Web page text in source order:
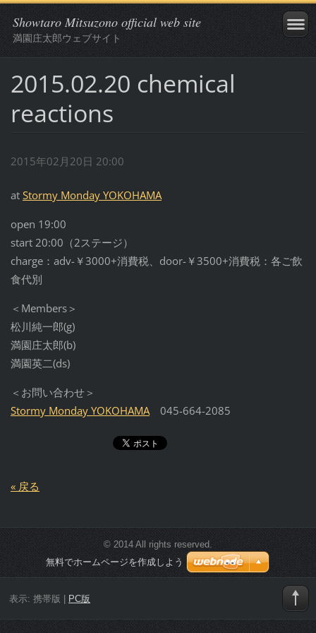
Showtaro Mitsuzono official web site
満園庄太郎ウェブサイト
2015.02.20 chemical
reactions
2015年02月20日 20:00
at Stormy Monday YOKOHAMA
open 19:00
start 20:00（2ステージ）
charge：adv-￥3000+消費税、door-￥3500+消費税：各ご飲
食代別
＜Members＞
松川純一郎(g)
満園庄太郎(b)
満園英二(ds)
＜お問い合わせ＞
Stormy Monday YOKOHAMA
045-664-2085
« 戻る
© 2014 All rights reserved.
無料でホームページを作成しよう
表示: 携帯版 PC版